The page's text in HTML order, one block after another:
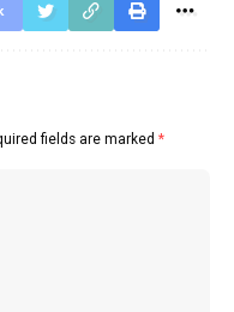
fields are marked *